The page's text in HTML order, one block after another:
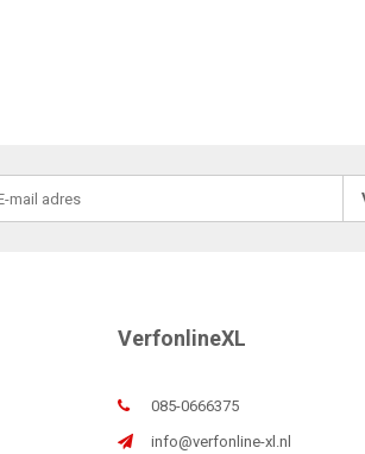
VerfonlineXL
085-0666375
info@verfonline-xl.nl